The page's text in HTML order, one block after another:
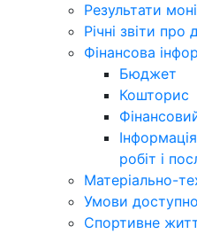
Результати
Річні звіти про
Фінансова
Бюджет
Кошторис
робіт і
Матеріально-
Умови
Спортивне